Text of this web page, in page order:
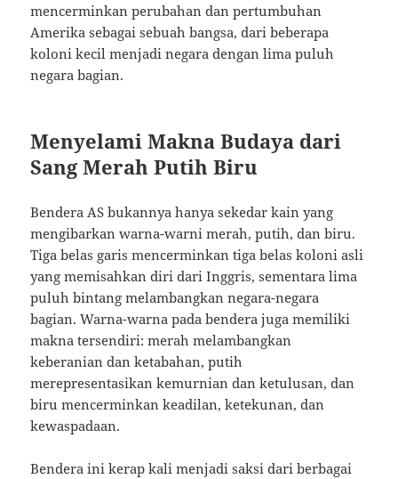
mencerminkan perubahan dan pertumbuhan
Amerika sebagai sebuah bangsa, dari beberapa
koloni kecil menjadi negara dengan lima puluh
negara bagian.
Menyelami Makna Budaya dari
Sang Merah Putih Biru
Bendera AS bukannya hanya sekedar kain yang
mengibarkan warna-warni merah, putih, dan biru.
Tiga belas garis mencerminkan tiga belas koloni asli
yang memisahkan diri dari Inggris, sementara lima
puluh bintang melambangkan negara-negara
bagian. Warna-warna pada bendera juga memiliki
makna tersendiri: merah melambangkan
keberanian dan ketabahan, putih
merepresentasikan kemurnian dan ketulusan, dan
biru mencerminkan keadilan, ketekunan, dan
kewaspadaan.
Bendera ini kerap kali menjadi saksi dari berbagai